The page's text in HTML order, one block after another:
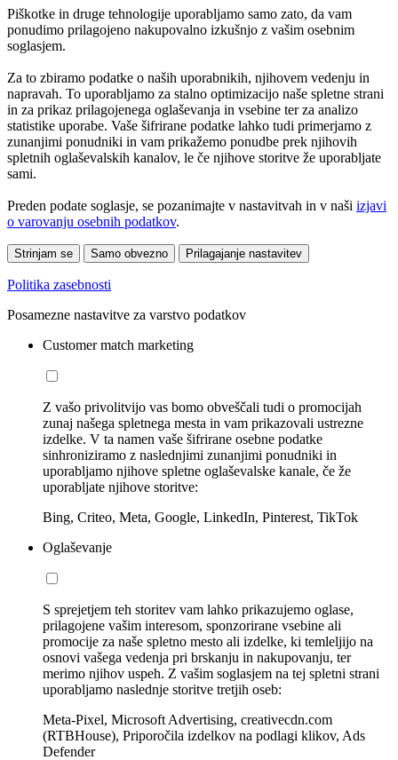
Piškotke in druge tehnologije uporabljamo samo zato, da vam
ponudimo prilagojeno nakupovalno izkušnjo z vašim osebnim
soglasjem.
Za to zbiramo podatke o naših uporabnikih, njihovem vedenju in
napravah. To uporabljamo za stalno optimizacijo naše spletne strani
in za prikaz prilagojenega oglaševanja in vsebine ter za analizo
statistike uporabe. Vaše šifrirane podatke lahko tudi primerjamo z
zunanjimi ponudniki in vam prikažemo ponudbe prek njihovih
spletnih oglaševalskih kanalov, le če njihove storitve že uporabljate
sami.
Preden podate soglasje, se pozanimajte v nastavitvah in v naši izjavi
o varovanju osebnih podatkov.
Strinjam se Samo obvezno Prilagajanje nastavitev
Politika zasebnosti
Posamezne nastavitve za varstvo podatkov
Customer match marketing
Z vašo privolitvijo vas bomo obveščali tudi o promocijah
zunaj našega spletnega mesta in vam prikazovali ustrezne
izdelke. V ta namen vaše šifrirane osebne podatke
sinhroniziramo z naslednjimi zunanjimi ponudniki in
uporabljamo njihove spletne oglaševalske kanale, če že
uporabljate njihove storitve:
Bing, Criteo, Meta, Google, LinkedIn, Pinterest, TikTok
Oglaševanje
S sprejetjem teh storitev vam lahko prikazujemo oglase,
prilagojene vašim interesom, sponzorirane vsebine ali
promocije za naše spletno mesto ali izdelke, ki temleljijo na
osnovi vašega vedenja pri brskanju in nakupovanju, ter
merimo njihov uspeh. Z vašim soglasjem na tej spletni strani
uporabljamo naslednje storitve tretjih oseb:
Meta-Pixel, Microsoft Advertising, creativecdn.com
(RTBHouse), Priporočila izdelkov na podlagi klikov, Ads
Defender